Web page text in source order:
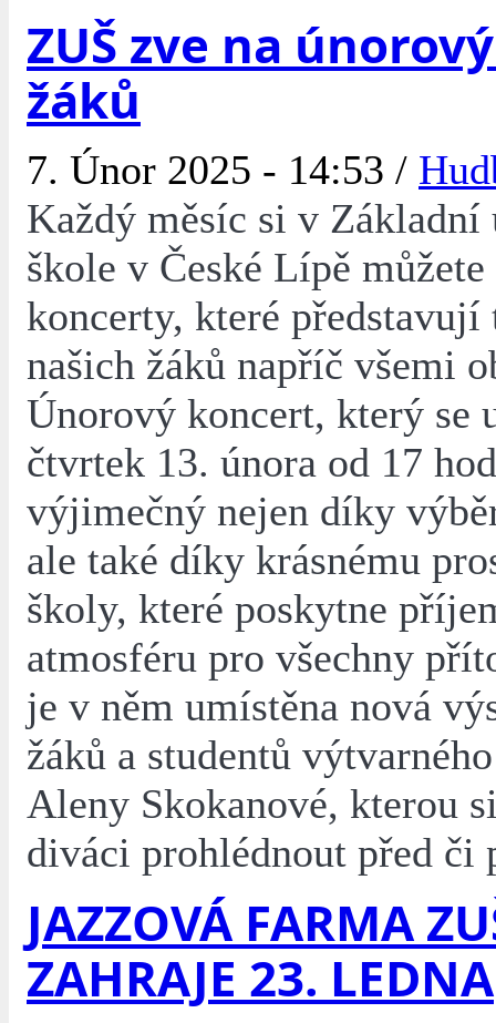
ZUŠ zve na
žáků
7. Únor 2025 - 14:53 /
Každý měsíc si v Základní
škole v České Lípě
koncerty, které představují
našich žáků napříč všemi
Únorový koncert, který se
čtvrtek 13. února od 17
výjimečný nejen díky
ale také díky krásnému
školy, které poskytne
atmosféru pro všechny
je v něm umístěna nová
žáků a studentů
Aleny Skokanové, kterou
diváci prohlédnout před či
JAZZOVÁ FARMA
ZAHRAJE 23. LEDNA